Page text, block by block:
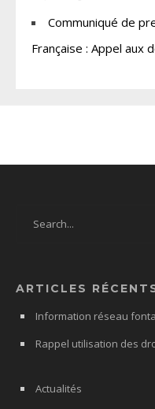
Communiqué de
Française : Appel aux
ARTICLES
Information réseau
Rappel utilisation des
Actualités